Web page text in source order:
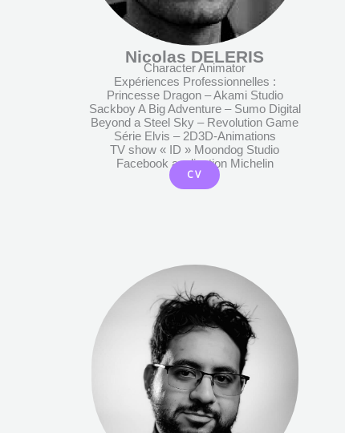
Nicolas DELERIS
Character Animator
Expériences Professionnelles :
Princesse Dragon – Akami Studio
Sackboy A Big Adventure – Sumo Digital
Beyond a Steel Sky – Revolution Game
Série Elvis – 2D3D-Animations
TV show « ID » Moondog Studio
Facebook application Michelin
CV